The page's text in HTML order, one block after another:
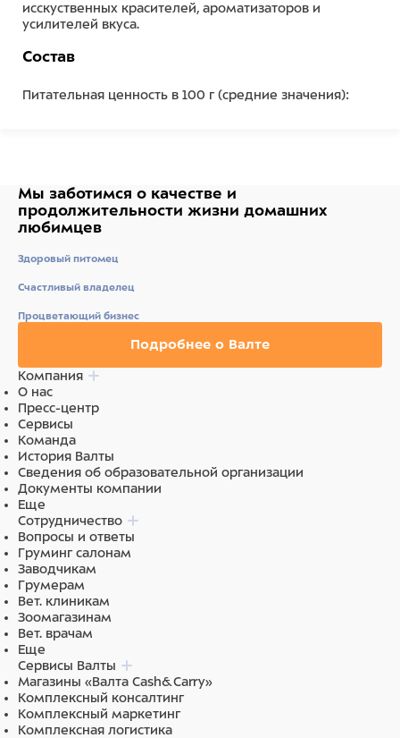
исскуственных красителей, ароматизаторов и
усилителей вкуса.
Состав
Питательная ценность в 100 г (средние значения):
Кукурузный крахмал (19%), мука из говядины (15%),
рисовая мука, мука из курицы, арахисовый белок,
куриный жир, говяжий жир, мука из говяжьей
таурин, сорбат калия, лактат кальция.
Мы заботимся о качестве и
продолжительности жизни домашних
любимцев
Здоровый питомец
Счастливый владелец
Процветающий бизнес
Подробнее о Валте
Компания
О нас
Пресс-центр
Сервисы
Команда
История Валты
Сведения об образовательной организации
Документы компании
Еще
Сотрудничество
Вопросы и ответы
Груминг салонам
Заводчикам
Грумерам
Вет. клиникам
Зоомагазинам
Вет. врачам
Еще
Сервисы Валты
Магазины «Валта Cash&Carry»
Комплексный консалтинг
Комплексный маркетинг
Комплексная логистика